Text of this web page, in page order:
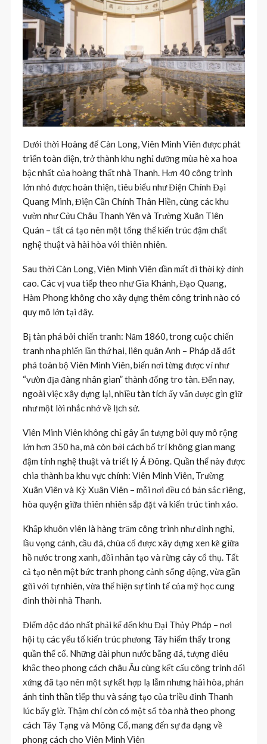
Dưới thời Hoàng đế Càn Long, Viên Minh Viên được phát
triển toàn diện, trở thành khu nghỉ dưỡng mùa hè xa hoa
bậc nhất của hoàng thất nhà Thanh. Hơn 40 công trình
lớn nhỏ được hoàn thiện, tiêu biểu như Điện Chính Đại
Quang Minh, Điện Cần Chính Thân Hiền, cùng các khu
vườn như Cửu Châu Thanh Yên và Trường Xuân Tiên
Quán – tất cả tạo nên một tổng thể kiến trúc đậm chất
nghệ thuật và hài hòa với thiên nhiên.
Sau thời Càn Long, Viên Minh Viên dần mất đi thời kỳ đỉnh
cao. Các vị vua tiếp theo như Gia Khánh, Đạo Quang,
Hàm Phong không cho xây dựng thêm công trình nào có
quy mô lớn tại đây.
Bị tàn phá bởi chiến tranh: Năm 1860, trong cuộc chiến
tranh nha phiến lần thứ hai, liên quân Anh – Pháp đã đốt
phá toàn bộ Viên Minh Viên, biến nơi từng được ví như
“vườn địa đàng nhân gian” thành đống tro tàn. Đến nay,
ngoài việc xây dựng lại, nhiều tàn tích ấy vẫn được gìn giữ
như một lời nhắc nhớ về lịch sử.
Viên Minh Viên không chỉ gây ấn tượng bởi quy mô rộng
lớn hơn 350 ha, mà còn bởi cách bố trí không gian mang
đậm tính nghệ thuật và triết lý Á Đông. Quần thể này được
chia thành ba khu vực chính: Viên Minh Viên, Trường
Xuân Viên và Kỳ Xuân Viên – mỗi nơi đều có bản sắc riêng,
hòa quyện giữa thiên nhiên sắp đặt và kiến trúc tinh xảo.
Khắp khuôn viên là hàng trăm công trình như đình nghỉ,
lầu vọng cảnh, cầu đá, chùa cổ được xây dựng xen kẽ giữa
hồ nước trong xanh, đồi nhân tạo và rừng cây cổ thụ. Tất
cả tạo nên một bức tranh phong cảnh sống động, vừa gần
gũi với tự nhiên, vừa thể hiện sự tinh tế của mỹ học cung
đình thời nhà Thanh.
Điểm độc đáo nhất phải kể đến khu Đại Thủy Pháp – nơi
hội tụ các yếu tố kiến trúc phương Tây hiếm thấy trong
quần thể cổ. Những đài phun nước bằng đá, tượng điêu
khắc theo phong cách châu Âu cùng kết cấu công trình đối
xứng đã tạo nên một sự kết hợp lạ lẫm nhưng hài hòa, phản
ánh tinh thần tiếp thu và sáng tạo của triều đình Thanh
lúc bấy giờ. Thậm chí còn có một số tòa nhà theo phong
cách Tây Tạng và Mông Cổ, mang đến sự đa dạng về
phong cách cho Viên Minh Viên